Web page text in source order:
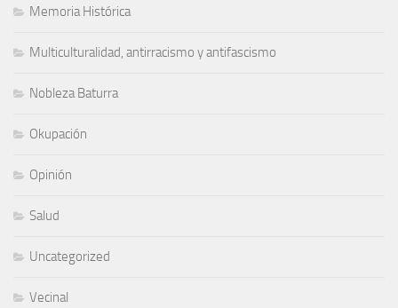
Memoria Histórica
Multiculturalidad, antirracismo y antifascismo
Nobleza Baturra
Okupación
Opinión
Salud
Uncategorized
Vecinal